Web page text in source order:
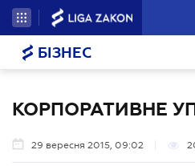
БІЗНЕС
КОРПОРАТИВНЕ
29 вересня 2015, 09:02